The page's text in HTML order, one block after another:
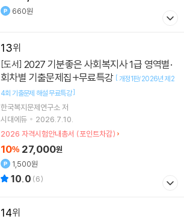
660원
13
[도서]
회차별 기출문제집+무료특강 [개정1판/2026년 제2
4회 기출문제 해설 무료특강]
한국복지문제연구소 저
시대에듀
2026.7.10.
2026 자격시험안내총서 (포인트차감)
10% 27,000원
1,500원
10.0 (6)
14